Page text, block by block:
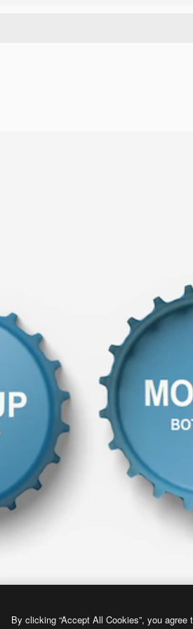
By clicking “Accept All Cookies”, you